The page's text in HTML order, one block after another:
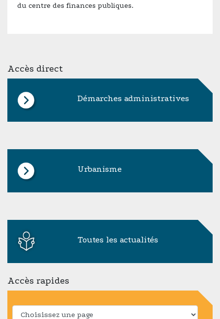
du centre des finances publiques.
Accès direct
Démarches administratives
Urbanisme
Toutes les actualités
Accès rapides